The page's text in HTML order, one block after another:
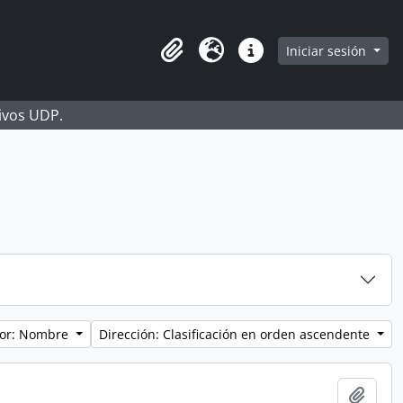
Portapapeles
Idioma Enlaces rápidos
Iniciar sesión
UDP.
Nombre Dirección: Clasificación en orden ascendente